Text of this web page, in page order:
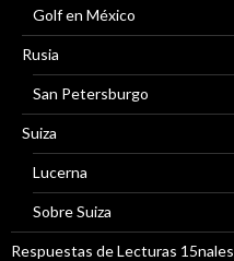
Golf en México
Rusia
San Petersburgo
Suiza
Lucerna
Sobre Suiza
Respuestas de Lecturas 15nales